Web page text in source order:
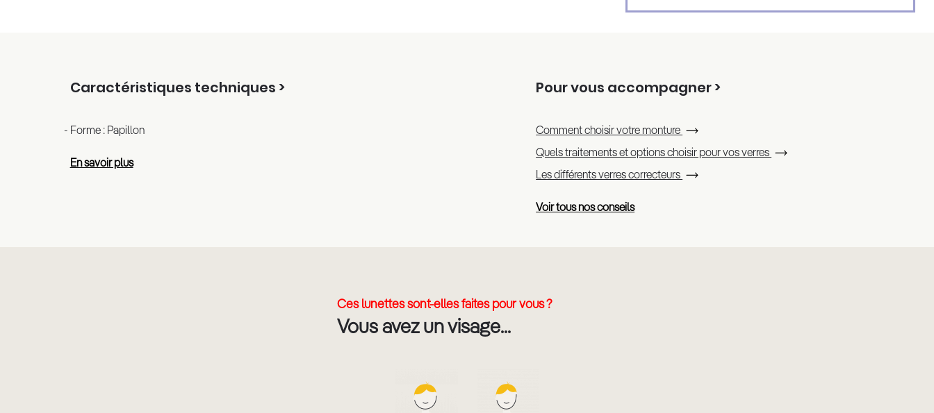
Caractéristiques techniques >
Forme : Papillon
En savoir plus
Pour vous accompagner >
Comment choisir votre monture
Quels traitements et options choisir pour vos verres
Les différents verres correcteurs
Voir tous nos conseils
Ces lunettes sont-elles faites pour vous ?
Vous avez un visage...